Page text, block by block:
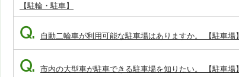
【駐輪・駐車】
Q. 自動二輪車が利用可能な駐車場はありますか。 【駐車場】
Q. 市内の大型車が駐車できる駐車場を知りたい。 【駐車場】